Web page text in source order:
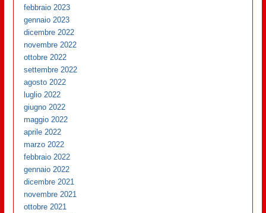
febbraio 2023
gennaio 2023
dicembre 2022
novembre 2022
ottobre 2022
settembre 2022
agosto 2022
luglio 2022
giugno 2022
maggio 2022
aprile 2022
marzo 2022
febbraio 2022
gennaio 2022
dicembre 2021
novembre 2021
ottobre 2021